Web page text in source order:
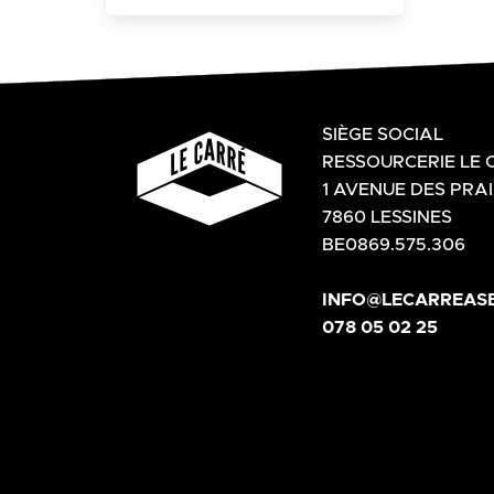
SIÈGE SOCIAL
RESSOURCERIE LE
1 AVENUE DES
7860 LESSINES
BE0869.575.306
078 05 02 25